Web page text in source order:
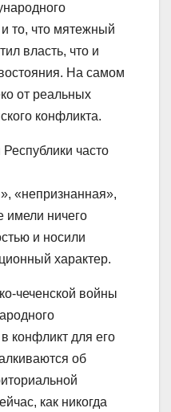
то, что мятежный
власть, что и
На самом
от реальных
конфликта.
часто
«непризнанная»,
имели ничего
и носили
характер.
чеченской войны
конфликт для его
об
как никогда